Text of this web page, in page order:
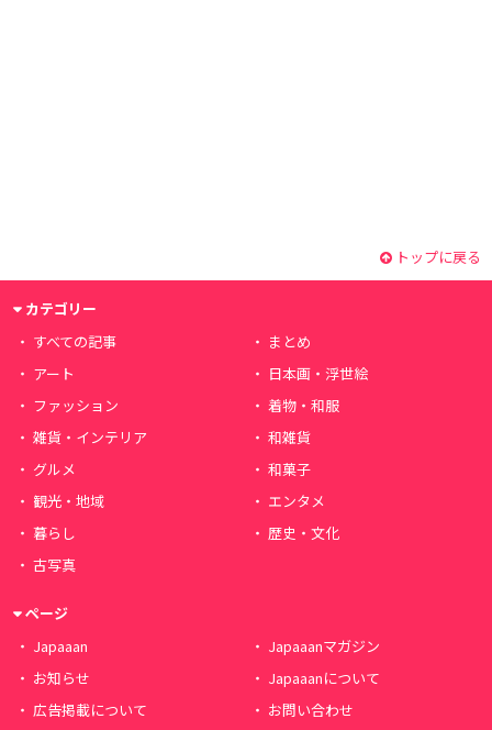
トップに戻る
カテゴリー
すべての記事
まとめ
アート
日本画・浮世絵
ファッション
着物・和服
雑貨・インテリア
和雑貨
グルメ
和菓子
観光・地域
エンタメ
暮らし
歴史・文化
古写真
ページ
Japaaan
Japaaanマガジン
お知らせ
Japaaanについて
広告掲載について
お問い合わせ